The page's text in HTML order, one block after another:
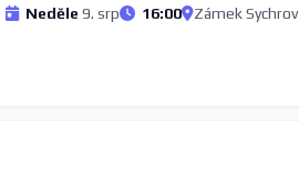
Neděle 9. srp 16:00 Zámek Sychrov